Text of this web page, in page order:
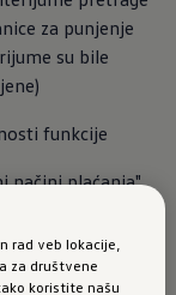
za punjenje
su bile
funkcije
načini plaćanja"
zaustavljanja
rad veb lokacije,
za društvene
koristite našu